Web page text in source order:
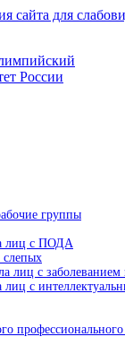
сайта для
России
группы
лиц с ПОДА
слепых
лиц с
лиц с
профессионального